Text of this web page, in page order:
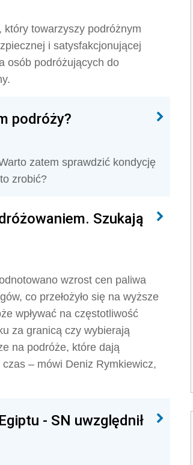
towarzyszy podróżnym
i satysfakcjonującej
osób podróżujących do
podróży?
zatem sprawdzić kondycję
zrobić?
Szukają
wzrost cen paliwa
co przełożyło się na wyższe
wpływać na częstotliwość
za granicą czy wybierają
na podróże, które dają
– mówi Deniz Rymkiewicz,
- SN uwzględnił